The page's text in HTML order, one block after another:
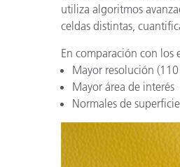
utiliza algoritmos
celdas distintas,
En comparación con los
Mayor resolución
Mayor área de interés
Normales de